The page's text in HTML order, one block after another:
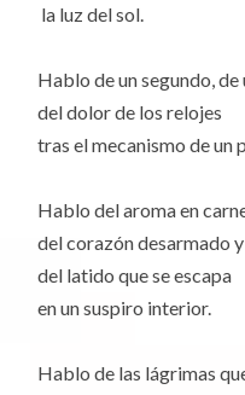
la luz del sol.
Hablo de un segundo, de
del dolor de los relojes
tras el mecanismo de un
Hablo del aroma en
del corazón desarmado
del latido que se escapa
en un suspiro interior.
Hablo de las lágrimas